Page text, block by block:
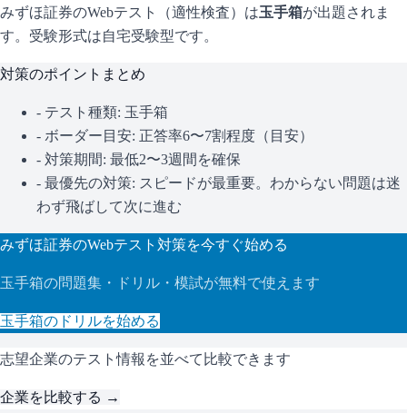
みずほ証券のWebテスト（適性検査）は玉手箱が出題されま
す。 受験形式は自宅受験型です。
対策のポイントまとめ
- テスト種類: 玉手箱
- ボーダー目安: 正答率6〜7割程度（目安）
- 対策期間: 最低2〜3週間を確保
- 最優先の対策: スピードが最重要。わからない問題は迷
わず飛ばして次に進む
みずほ証券のWebテスト対策を今すぐ始める
玉手箱の問題集・ドリル・模試が無料で使えます
玉手箱のドリルを始める
志望企業のテスト情報を並べて比較できます
企業を比較する →